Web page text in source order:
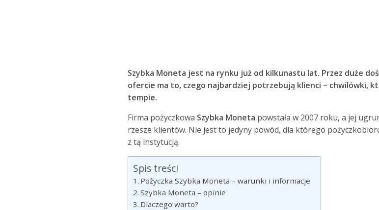
Szybka Moneta jest na rynku już od kilkunastu lat. Przez duże
ofercie ma to, czego najbardziej potrzebują klienci – chwilówki,
tempie.
Firma pożyczkowa Szybka Moneta powstała w 2007 roku, a jej
rzesze klientów. Nie jest to jedyny powód, dla którego
z tą instytucją.
Spis treści
Pożyczka Szybka Moneta – warunki i informacje
Szybka Moneta – opinie
Dlaczego warto?